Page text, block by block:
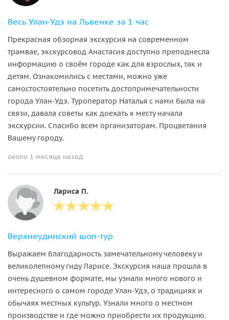
Весь Улан-Удэ на Львенке за 1 час
Прекрасная обзорная экскурсия на современном
трамвае, экскурсовод Анастасия доступно преподнесла
информацию о своём городе как для взрослых, так и
детям. Ознакомились с местами, можно уже
самостостоятельно посетить достопримечательности
города Улан-Удэ. Туроператор Наталья с нами была на
связи, давала советы как доехать к месту начала
экскурсии. Спасибо всем организаторам. Процветания
Вашему городу.
около 1 месяца назад
Лариса П.
Верхнеудинский шоп-тур
Выражаем благодарность замечательному человеку и
великолепному гиду Ларисе. Экскурсия наша прошла в
очень душевном формате, мы узнали много нового и
интересного о самом городе Улан-Удэ, о традициях и
обычаях местных культур. Узнали много о местном
производстве и где можно приобрести их продукцию.